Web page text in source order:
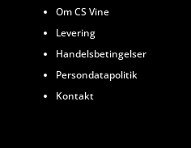
Om CS Vine
Levering
Handelsbetingelser
Persondatapolitik
Kontakt